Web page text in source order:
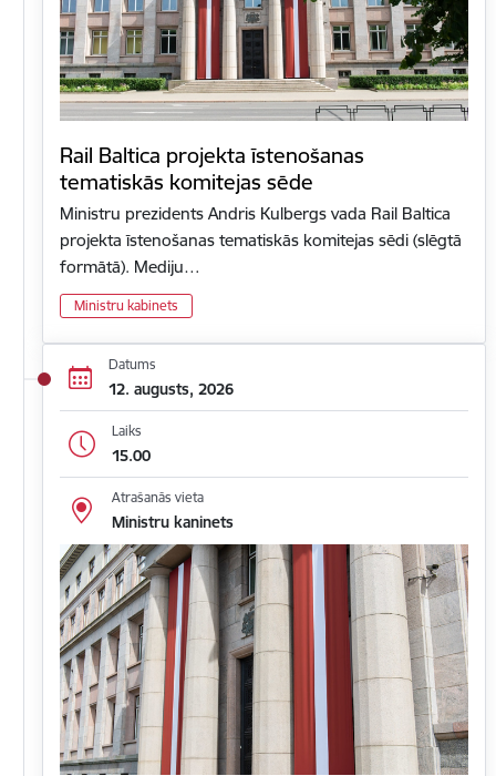
Rail Baltica projekta īstenošanas
tematiskās komitejas sēde
Ministru prezidents Andris Kulbergs vada Rail Baltica
projekta īstenošanas tematiskās komitejas sēdi (slēgtā
formātā). Mediju…
Ministru kabinets
Datums
12. augusts, 2026
Laiks
15.00
Atrašanās vieta
Ministru kaninets